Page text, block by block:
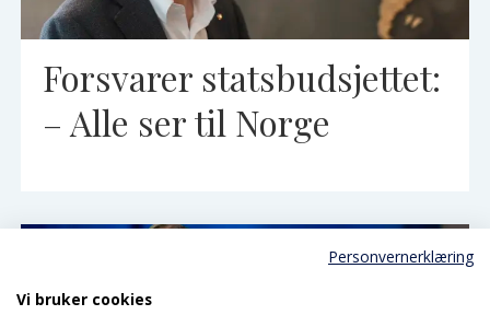
Forsvarer statsbudsjettet:
– Alle ser til Norge
Personvernerklæring
Vi bruker cookies